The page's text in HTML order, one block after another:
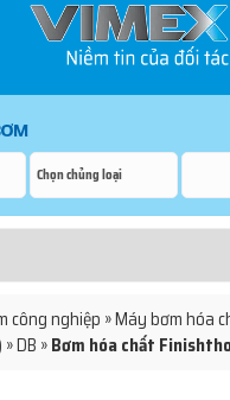
công nghiệp »Máy bơm hóa
»DB »Bơm hóa chất